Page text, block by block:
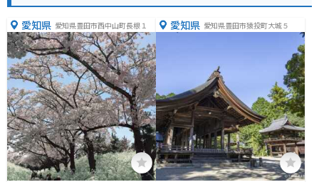
愛知県 愛知県豊田市西中山町長根１ 愛知県 愛知県豊田市猿投町大城５